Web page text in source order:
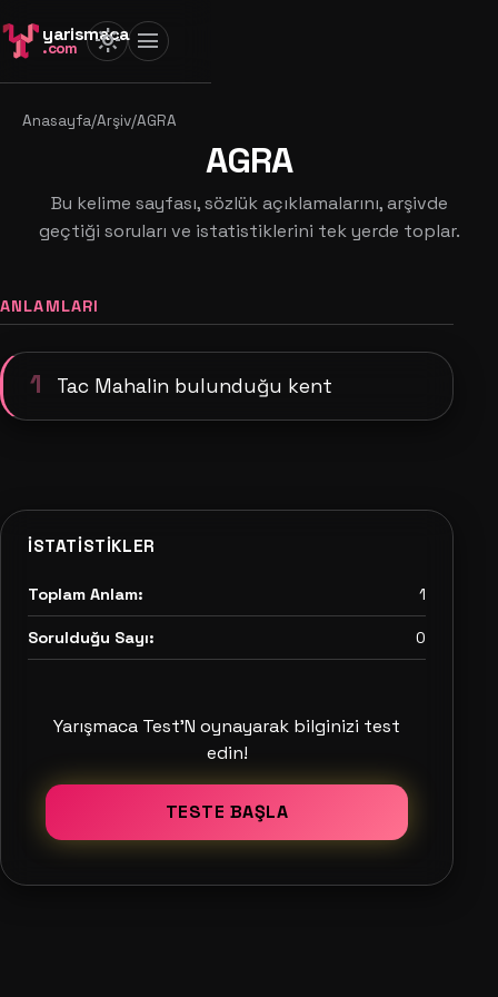
yarismaca
.com light_mode menu
Anasayfa/Arşiv/AGRA
AGRA
Bu kelime sayfası, sözlük açıklamalarını, arşivde
geçtiği soruları ve istatistiklerini tek yerde toplar.
ANLAMLARI
1 Tac Mahalin bulunduğu kent
İSTATISTIKLER
Toplam Anlam: 1
Sorulduğu Sayı: 0
Yarışmaca Test'N oynayarak bilginizi test
edin!
TESTE BAŞLA